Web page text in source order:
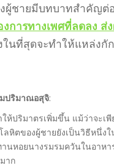
ผู้ชายมีบทบาทสำคัญ
การทางเพศที่ลดลง ส่
นที่สุดจะทำให้แหล่งกั
มปริมาณอสุจิ:
ให้ปริมาตรเพิ่มขึ้น แม้ว่าจะเ
ลหิตของผู้ชายยังเป็นวิธีหนึ่
นหอยนางรมรมควันในอาห
าก